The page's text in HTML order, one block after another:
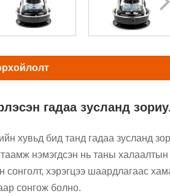
гадаа зусланд
хувьд бид танд гадаа зусланд
нэмэгдсэн нь таны
сонголт, хэрэгцээ шаардлагаас
сонгож болно.